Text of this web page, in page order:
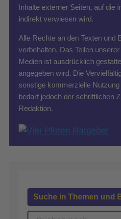
Inhalte externer Seiten, auf die
indirekt verwiesen wird.
Alle Rechte an den Texten und
vorbehalten. Das Teilen
Medien ist ausdrücklich
angegeben wird. Die
sonstige kommerzielle
bedarf jedoch der schriftlichen
Redaktion.
Suche in Themen und